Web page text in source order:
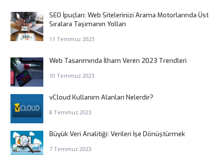
SEO İpuçları: Web Sitelerinizi Arama Motorlarında Üst
Sıralara Taşımanın Yolları
11 Temmuz 2023
Web Tasarımında İlham Veren 2023 Trendleri
10 Temmuz 2023
vCloud Kullanım Alanları Nelerdir?
8 Temmuz 2023
Büyük Veri Analitiği: Verileri İşe Dönüştürmek
7 Temmuz 2023